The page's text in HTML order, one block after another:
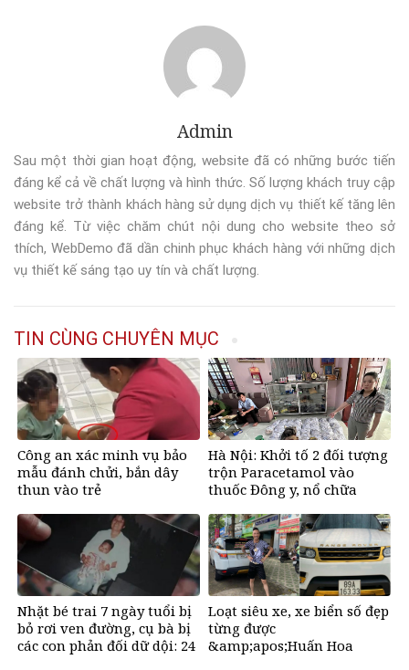
Admin
Sau một thời gian hoạt động, website đã có những bước tiến
đáng kể cả về chất lượng và hình thức. Số lượng khách truy cập
website trở thành khách hàng sử dụng dịch vụ thiết kế tăng lên
đáng kể. Từ việc chăm chút nội dung cho website theo sở
thích, WebDemo đã dần chinh phục khách hàng với những dịch
vụ thiết kế sáng tạo uy tín và chất lượng.
TIN CÙNG CHUYÊN MỤC
Công an xác minh vụ bảo
mẫu đánh chửi, bắn dây
thun vào trẻ
Hà Nội: Khởi tố 2 đối tượng
trộn Paracetamol vào
thuốc Đông y, nổ chữa
Nhặt bé trai 7 ngày tuổi bị
bỏ rơi ven đường, cụ bà bị
các con phản đối dữ dội: 24
Loạt siêu xe, xe biển số đẹp
từng được
&amp;apos;Huấn Hoa